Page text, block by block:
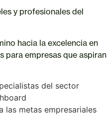
y profesionales del
hacia la excelencia en
para empresas que aspiran
del sector
las metas empresariales